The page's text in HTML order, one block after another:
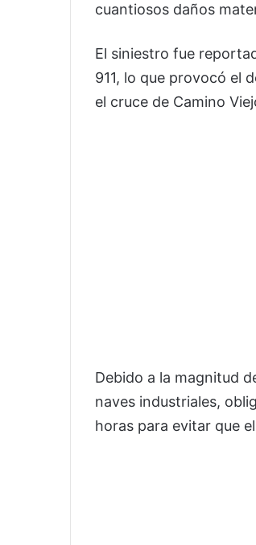
cuantiosos daños
El siniestro fue
911, lo que provocó el
el cruce de Camino
Debido a la magnitud
naves industriales,
horas para evitar que